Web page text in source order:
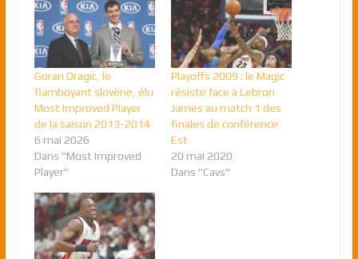
Goran Dragic, le
flamboyant slovène, élu
Most Improved Player
de la saison 2013-2014
6 mai 2026
Dans "Most Improved
Player"
Playoffs 2009 : le Magic
résiste face à Lebron
James au match 1 des
finales de conférence
Est
20 mai 2020
Dans "Cavs"